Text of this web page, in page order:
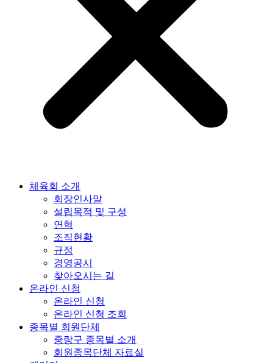
체육회 소개
회장인사말
설립목적 및 구성
연혁
조직현황
규정
경영공시
찾아오시는 길
온라인 신청
온라인 신청
온라인 신청 조회
종목별 회원단체
중랑구 종목별 소개
회원종목단체 자료실